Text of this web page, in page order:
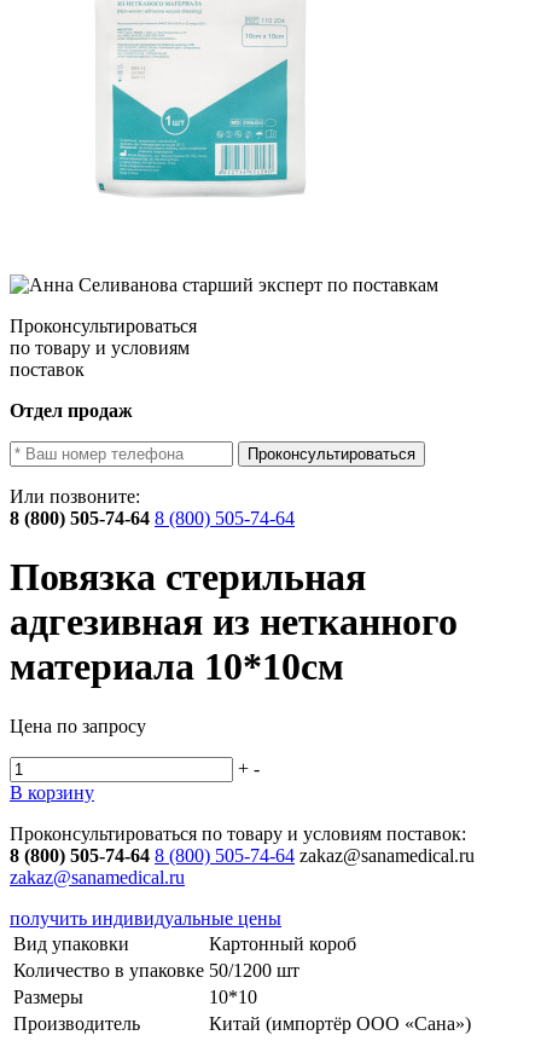
Проконсультироваться
по товару и условиям
поставок
Отдел продаж
Проконсультироваться
Или позвоните:
8 (800) 505-74-64 8 (800) 505-74-64
Повязка стерильная
адгезивная из нетканного
материала 10*10см
Цена по запросу
+ -
В корзину
Проконсультироваться по товару и условиям поставок:
8 (800) 505-74-64 8 (800) 505-74-64 zakaz@sanamedical.ru
zakaz@sanamedical.ru
получить индивидуальные цены
Вид упаковки
Картонный короб
Количество в упаковке 50/1200 шт
Размеры
10*10
Производитель
Китай (импортёр ООО «Сана»)